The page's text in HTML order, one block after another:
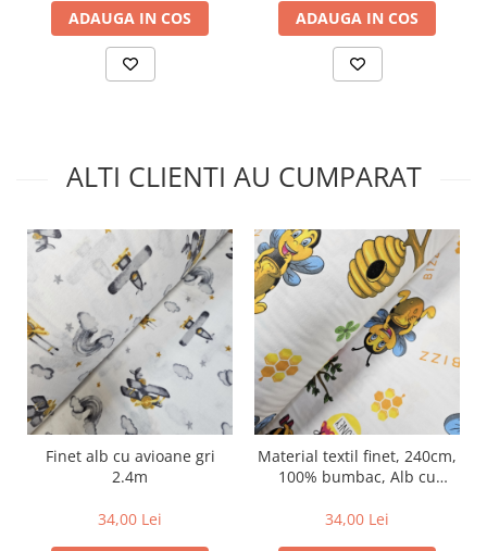
ADAUGA IN COS ADAUGA IN COS
ALTI CLIENTI AU CUMPARAT
Finet alb cu avioane gri
2.4m
34,00 Lei
Material textil finet, 240cm,
100% bumbac, Alb cu
34,00 Lei